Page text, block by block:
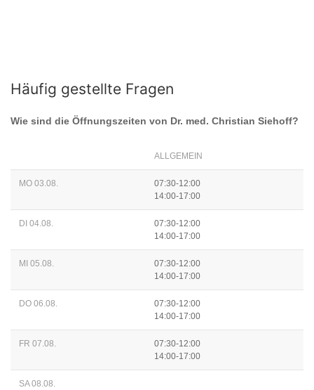
Häufig gestellte Fragen
Wie sind die Öffnungszeiten von Dr. med. Christian Siehoff?
ALLGEMEIN
MO 03.08.
07:30-12:00
14:00-17:00
DI 04.08.
07:30-12:00
14:00-17:00
MI 05.08.
07:30-12:00
14:00-17:00
DO 06.08.
07:30-12:00
14:00-17:00
FR 07.08.
07:30-12:00
14:00-17:00
SA 08.08.